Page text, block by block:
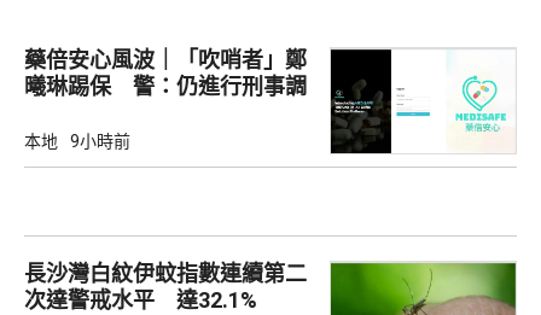
藥倍安心風波｜「吹哨者」鄭
曦琳踢保 警：仍進行刑事調
本地 9小時前
長沙灣白紋伊蚊指數連續第二
次達警戒水平 達32.1%